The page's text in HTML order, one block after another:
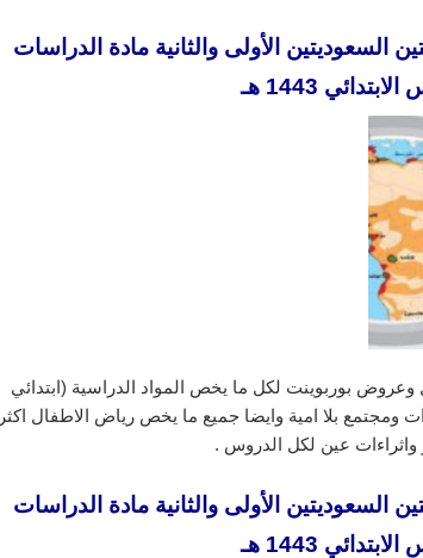
السعوديتين الأولى والثانية مادة الدراسات
1443 هـ
بوربوينت لكل ما يخص المواد الدراسية (ابتدائي
ومجتمع بلا امية وايضا جميع ما يخص رياض الاطفال اكثر
واثراءات عين لكل الدروس .
السعوديتين الأولى والثانية مادة الدراسات
1443 هـ